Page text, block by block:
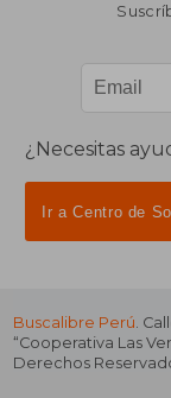
¿Necesitas
Ir a Centro de
Buscalibre Perú.
“Cooperativa Las
Derechos